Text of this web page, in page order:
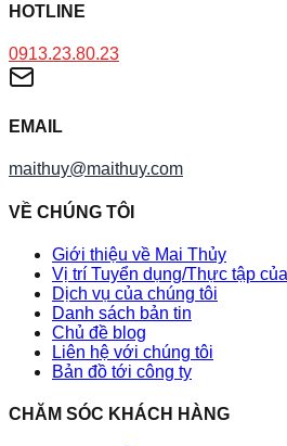
HOTLINE
0913.23.80.23
EMAIL
maithuy@maithuy.com
VỀ CHÚNG TÔI
Giới thiệu về Mai Thủy
Vị trí Tuyển dụng/Thực tập
Dịch vụ của chúng tôi
Danh sách bản tin
Chủ đề blog
Liên hệ với chúng tôi
Bản đồ tới công ty
CHĂM SÓC KHÁCH HÀNG